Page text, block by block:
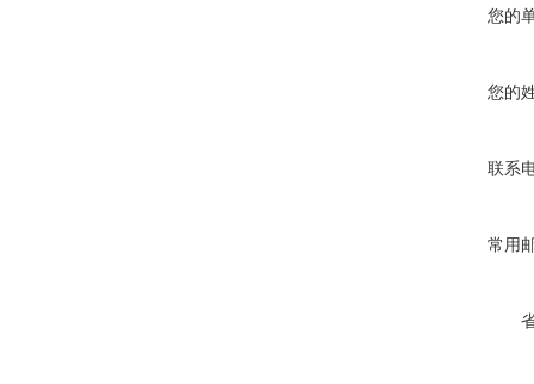
您的
您的
联系
常用